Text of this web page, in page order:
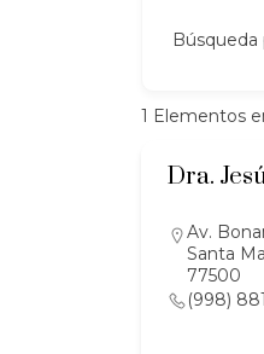
1 Elementos
Dra.
Av.
Santa
77500
(998)